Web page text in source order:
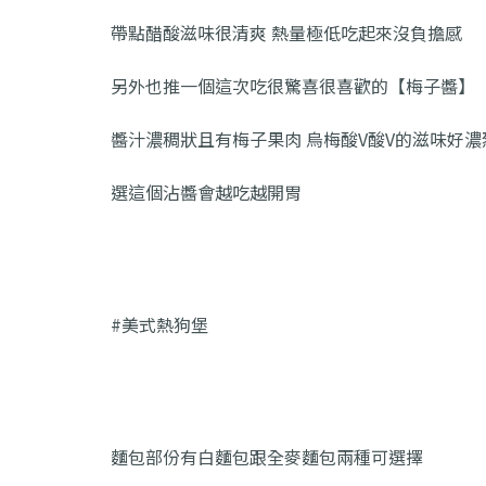
帶點醋酸滋味很清爽 熱量極低吃起來沒負擔感
另外也推一個這次吃很驚喜很喜歡的【梅子醬】
醬汁濃稠狀且有梅子果肉 烏梅酸V酸V的滋味好
選這個沾醬會越吃越開胃
#美式熱狗堡
麵包部份有白麵包跟全麥麵包兩種可選擇